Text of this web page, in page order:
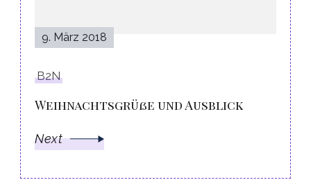
9. März 2018
B2N
Weihnachtsgrüße und Ausblick
Next